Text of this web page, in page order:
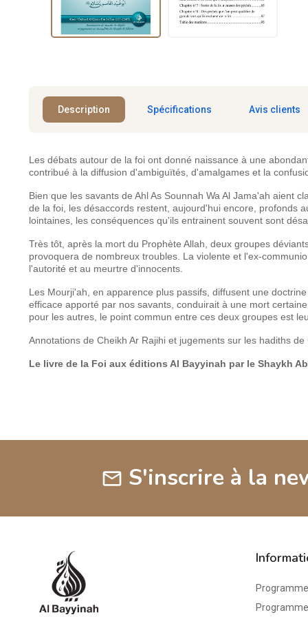
Description Spécifications Avis clients
Les débats autour de la foi ont donné naissance à une
contribué à la diffusion d'ambiguïtés, d'amalgames et la
Bien que les savants de Ahl As Sounnah Wa Al Jama'ah aient
de la foi, les désaccords restent, aujourd'hui encore, profonds
lointaines, les conséquences qu'ils entrainent souvent sont
Très tôt, après la mort du Prophète Allah, deux groupes
provoquera de nombreux troubles. La violente et l'ex-
l'autorité et au meurtre d'innocents.
Les Mourji'ah, en apparence plus passifs, diffusent une
efficace apporté par nos savants, conduirait à une mort
pour les autres, le point commun entre ces deux groupes est
Annotations de Cheikh Ar Rajihi et jugements sur les hadiths de
Le livre de la Foi aux éditions Al Bayyinah par le Shaykh
mail S'inscrire à la